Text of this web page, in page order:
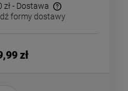
zł - Dostawa
kosztów płatności
formy dostawy
zł